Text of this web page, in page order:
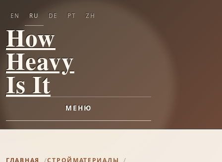
How
Heavy
Is It
МЕНЮ
EN RU DE PT ZH
ГЛАВНАЯ
СТРОЙМАТЕРИАЛЫ